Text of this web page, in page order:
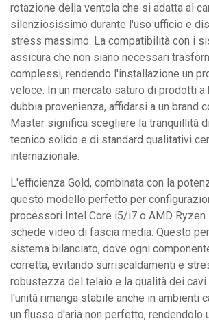
rotazione della ventola che si adatta al
silenziosissimo durante l'uso ufficio e
stress massimo. La compatibilità con i
assicura che non siano necessari
complessi, rendendo l'installazione un
veloce. In un mercato saturo di prodotti
dubbia provenienza, affidarsi a un brand
Master significa scegliere la tranquillità
tecnico solido e di standard qualitativi
internazionale.
L'efficienza Gold, combinata con la
questo modello perfetto per
processori Intel Core i5/i7 o AMD Ryzen
schede video di fascia media. Questo
sistema bilanciato, dove ogni
corretta, evitando surriscaldamenti e
robustezza del telaio e la qualità dei cavi
l'unità rimanga stabile anche in ambienti
un flusso d'aria non perfetto, rendendolo